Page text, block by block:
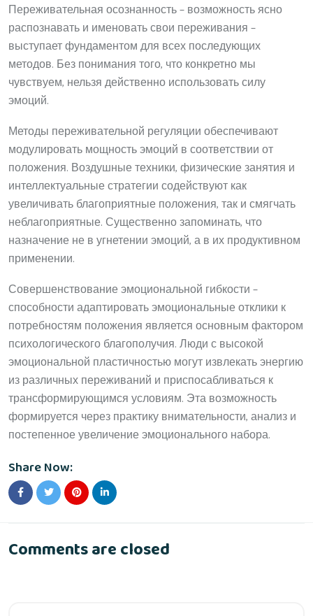
Переживательная осознанность – возможность ясно
распознавать и именовать свои переживания –
выступает фундаментом для всех последующих
методов. Без понимания того, что конкретно мы
чувствуем, нельзя действенно использовать силу
эмоций.
Методы переживательной регуляции обеспечивают
модулировать мощность эмоций в соответствии от
положения. Воздушные техники, физические занятия и
интеллектуальные стратегии содействуют как
увеличивать благоприятные положения, так и смягчать
неблагоприятные. Существенно запоминать, что
назначение не в угнетении эмоций, а в их продуктивном
применении.
Совершенствование эмоциональной гибкости –
способности адаптировать эмоциональные отклики к
потребностям положения является основным фактором
психологического благополучия. Люди с высокой
эмоциональной пластичностью могут извлекать энергию
из различных переживаний и приспосабливаться к
трансформирующимся условиям. Эта возможность
формируется через практику внимательности, анализ и
постепенное увеличение эмоционального набора.
Share Now:
Comments are closed